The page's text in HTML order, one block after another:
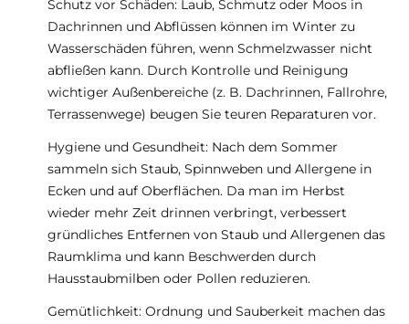
Schutz vor Schäden: Laub, Schmutz oder Moos in
Dachrinnen und Abflüssen können im Winter zu
Wasserschäden führen, wenn Schmelzwasser nicht
abfließen kann. Durch Kontrolle und Reinigung
wichtiger Außenbereiche (z. B. Dachrinnen, Fallrohre,
Terrassenwege) beugen Sie teuren Reparaturen vor.
Hygiene und Gesundheit: Nach dem Sommer
sammeln sich Staub, Spinnweben und Allergene in
Ecken und auf Oberflächen. Da man im Herbst
wieder mehr Zeit drinnen verbringt, verbessert
gründliches Entfernen von Staub und Allergenen das
Raumklima und kann Beschwerden durch
Hausstaubmilben oder Pollen reduzieren.
Gemütlichkeit: Ordnung und Sauberkeit machen das